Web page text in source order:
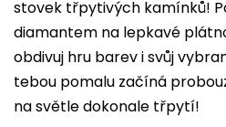
stovek třpytivých kamínků!
diamantem na lepkavé
obdivuj hru barev i svůj
tebou pomalu začíná
na světle dokonale třpytí!
z
5
hvězdiček.